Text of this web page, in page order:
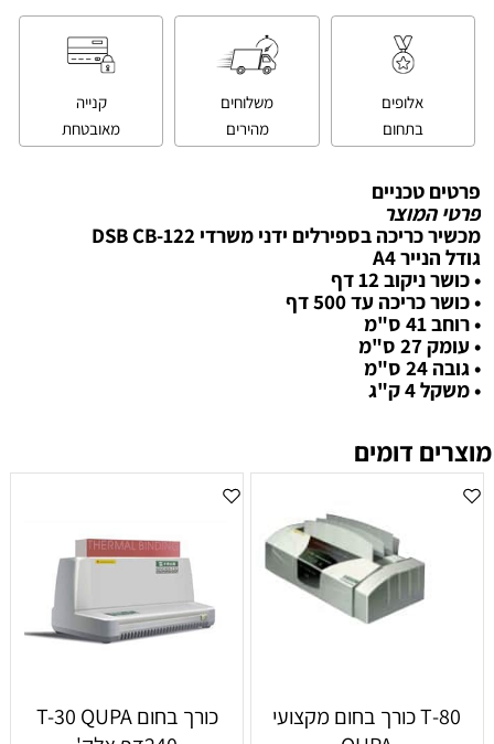
אלופים
בתחום
משלוחים
מהירים
קנייה
מאובטחת
פרטים טכניים
פרטי המוצר
מכשיר כריכה בספירלים ידני משרדי DSB CB-122
גודל הנייר A4
• כושר ניקוב 12 דף
• כושר כריכה עד 500 דף
• רוחב 41 ס"מ
• עומק 27 ס"מ
• גובה 24 ס"מ
• משקל 4 ק"ג
מוצרים דומים
80-T כורך בחום מקצועי
כורך בחום T-30 QUPA